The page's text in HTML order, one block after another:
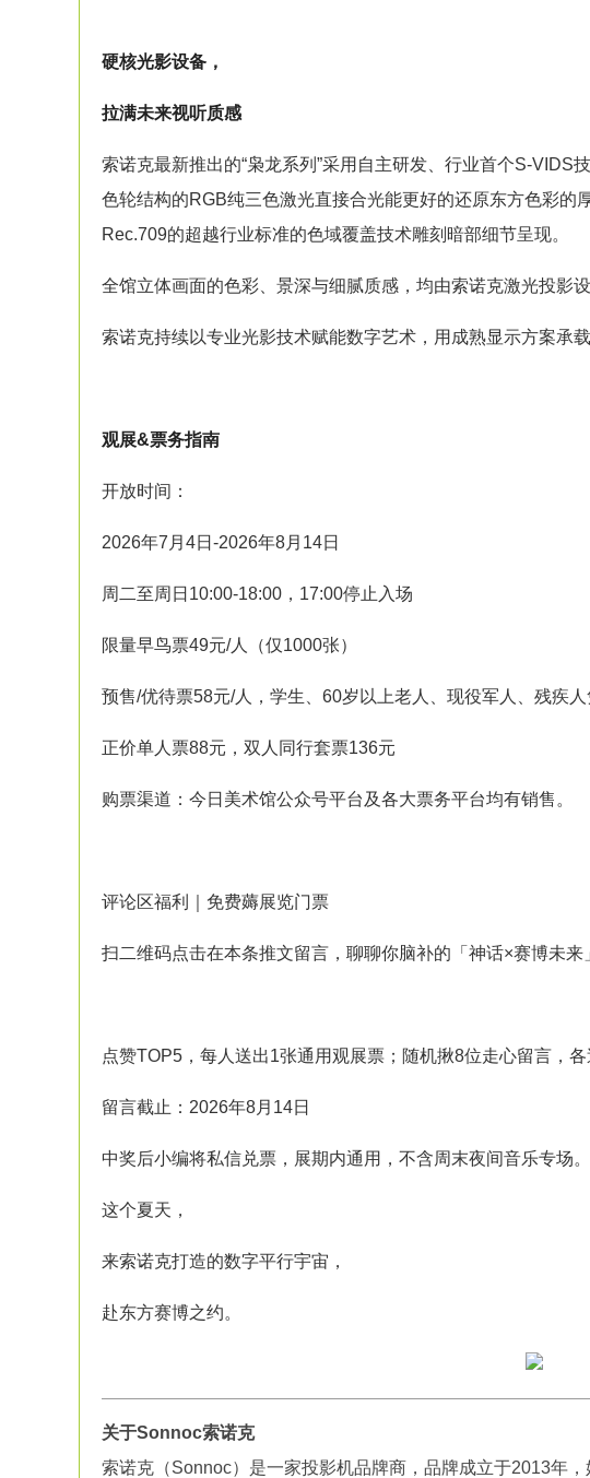
硬核光影设备，
拉满未来视听质感
索诺克最新推出的“枭龙系列”采用自主研发、行业首个S-VIDS
色轮结构的RGB纯三色激光直接合光能更好的还原东方色彩的
Rec.709的超越行业标准的色域覆盖技术雕刻暗部细节呈现。
全馆立体画面的色彩、景深与细腻质感，均由索诺克激光投影
索诺克持续以专业光影技术赋能数字艺术，用成熟显示方案承
观展&票务指南
开放时间：
2026年7月4日-2026年8月14日
周二至周日10:00-18:00，17:00停止入场
限量早鸟票49元/人（仅1000张）
预售/优待票58元/人，学生、60岁以上老人、现役军人、残疾
正价单人票88元，双人同行套票136元
购票渠道：今日美术馆公众号平台及各大票务平台均有销售。
评论区福利｜免费薅展览门票
扫二维码点击在本条推文留言，聊聊你脑补的「神话×赛博未来
点赞TOP5，每人送出1张通用观展票；随机揪8位走心留言，各
留言截止：2026年8月14日
中奖后小编将私信兑票，展期内通用，不含周末夜间音乐专场。
这个夏天，
来索诺克打造的数字平行宇宙，
赴东方赛博之约。
关于Sonnoc索诺克
索诺克（Sonnoc）是一家投影机品牌商，品牌成立于2013年